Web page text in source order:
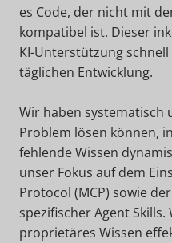
es Code, der nicht mit
kompatibel ist. Dieser
KI-Unterstützung
täglichen Entwicklung.​
Wir haben systematisch
Problem lösen können,
fehlende Wissen
unser Fokus auf dem
Protocol (MCP) sowie
spezifischer Agent Skills.
proprietäres Wissen